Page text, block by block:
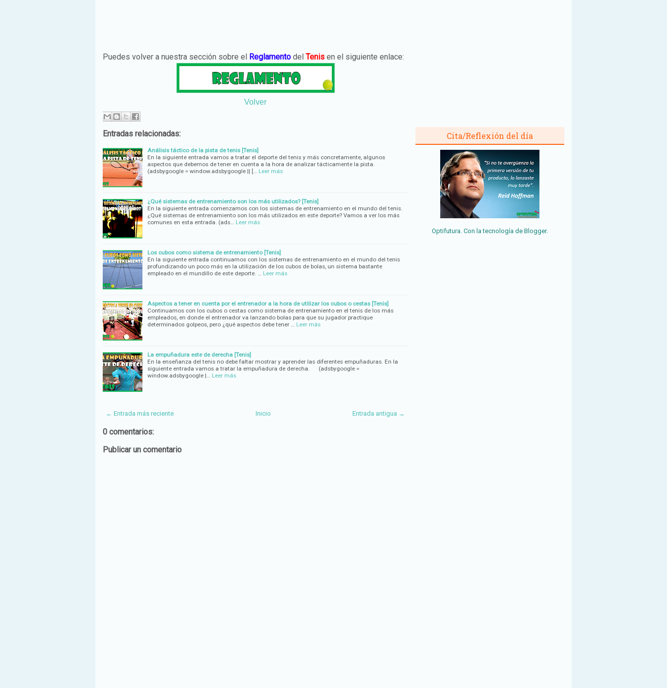
Puedes volver a nuestra sección sobre el Reglamento del Tenis en el siguiente enlace:
Volver
Entradas relacionadas:
Análisis táctico de la pista de tenis [Tenis]
En la siguiente entrada vamos a tratar el deporte del tenis y más concretamente, algunos
aspectos que debemos de tener en cuenta a la hora de analizar tácticamente la pista.
(adsbygoogle = window.adsbygoogle || […
Leer más
¿Qué sistemas de entrenamiento son los más utilizados? [Tenis]
En la siguiente entrada comenzamos con los sistemas de entrenamiento en el mundo del tenis.
¿Qué sistemas de entrenamiento son los más utilizados en este deporte? Vamos a ver los más
comunes en esta entrada. (ads…
Leer más
Los cubos como sistema de entrenamiento [Tenis]
En la siguiente entrada continuamos con los sistemas de entrenamiento en el mundo del tenis
profundizando un poco más en la utilización de los cubos de bolas, un sistema bastante
empleado en el mundillo de este deporte. …
Leer más
Aspectos a tener en cuenta por el entrenador a la hora de utilizar los cubos o cestas [Tenis]
Continuamos con los cubos o cestas como sistema de entrenamiento en el tenis de los más
empleados, en donde el entrenador va lanzando bolas para que su jugador practique
determinados golpeos, pero ¿qué aspectos debe tener …
Leer más
La empuñadura este de derecha [Tenis]
En la enseñanza del tenis no debe faltar mostrar y aprender las diferentes empuñaduras. En la
siguiente entrada vamos a tratar la empuñadura de derecha. (adsbygoogle =
window.adsbygoogle |…
Leer más
← Entrada más reciente Entrada antigua →
Inicio
0 comentarios:
Publicar un comentario
Cita/Reflexión del día
Optifutura. Con la tecnología de Blogger.